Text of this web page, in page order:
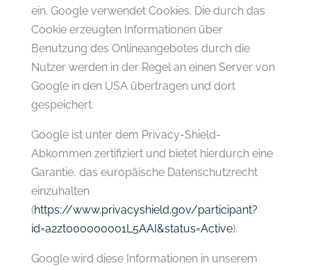
ein. Google verwendet Cookies. Die durch das
Cookie erzeugten Informationen über
Benutzung des Onlineangebotes durch die
Nutzer werden in der Regel an einen Server von
Google in den USA übertragen und dort
gespeichert.
Google ist unter dem Privacy-Shield-
Abkommen zertifiziert und bietet hierdurch eine
Garantie, das europäische Datenschutzrecht
einzuhalten
(https://www.privacyshield.gov/participant?
id=a2zt000000001L5AAI&status=Active).
Google wird diese Informationen in unserem